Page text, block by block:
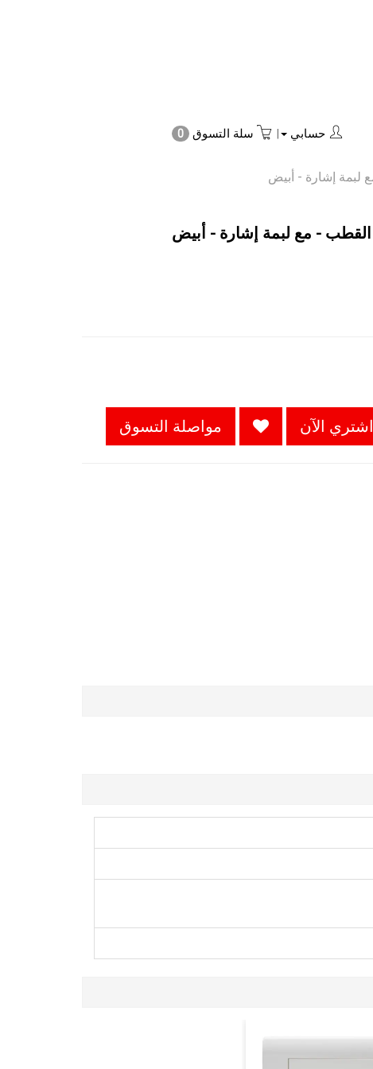
حسابي | سلة التسوق 0
اشتري الآن مواصلة التسوق